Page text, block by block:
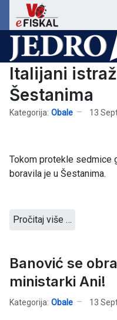
Italijani
Šestanima
Kategorija: Obale 13
Tokom protekle sedmice
boravila je u Šestanima.
Pročitaj više …
Banović se
ministarki Ani!
Kategorija: Obale 13